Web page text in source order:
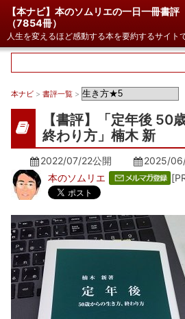
【本ナビ】本のソムリエの一日一冊書評
（7854冊）
人生を変えるほど感動する本を要約するサイト
本ナビ > 書評一覧 >
【書評】「定年後 50
終わり方」楠木 新
2022/07/22公開 2025/
本のソムリエ